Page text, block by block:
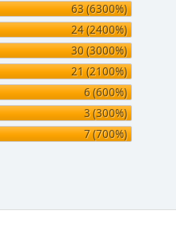
63 (6300%)
24 (2400%)
30 (3000%)
21 (2100%)
6 (600%)
3 (300%)
7 (700%)